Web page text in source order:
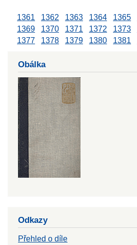
1361 1362 1363 1364 1365
1369
1370 1371 1372 1373
1377
1378 1379 1380 1381
Obálka
Odkazy
Přehled o díle